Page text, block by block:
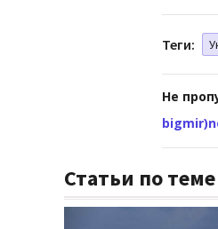
Теги:
Не
Статьи по теме